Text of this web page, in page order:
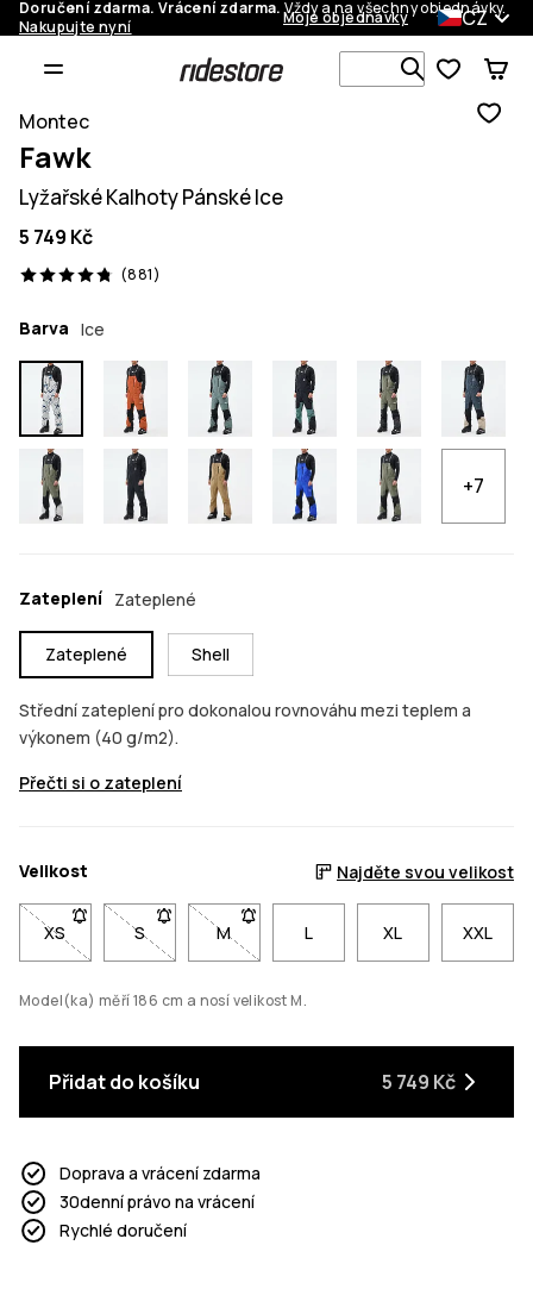
Doručení zdarma. Vrácení zdarma.Vždy a na všechny objednávky.
Nakupujte nyní
Moje objednávky CZ
Vyhledávej
Montec
Fawk
Lyžařské Kalhoty Pánské Ice
5 749 Kč
(881)
881 recenze, 4.8/5
Barva Ice
+7
Zateplení Zateplené
Zateplené Shell
Střední zateplení pro dokonalou rovnováhu mezi teplem a
výkonem (40 g/m2).
Přečti si o zateplení
Velikost Najděte svou velikost
XS- Velikost XS není dostupná. Klikni pro upozornění, až bude
S- Velikost S není dostupná. Klikni pro upozornění,
M- Velikost M není dostupná. Klikni pro
L XL XXL
Model(ka) měří 186 cm a nosí velikost M.
Přidat do košíku 5 749 Kč
Doprava a vrácení zdarma
30denní právo na vrácení
Rychlé doručení